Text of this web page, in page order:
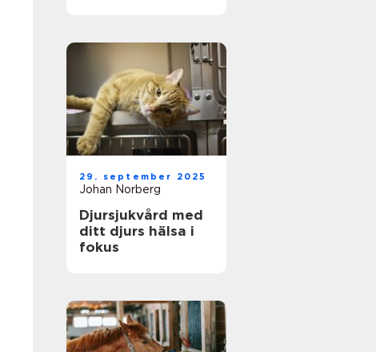
29. september 2025
Johan Norberg
Djursjukvård med
ditt djurs hälsa i
fokus